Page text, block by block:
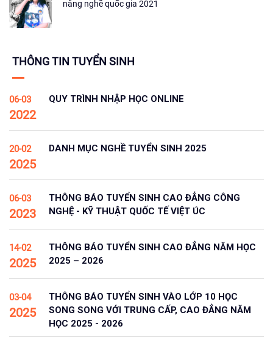
năng nghề quốc gia 2021
THÔNG TIN TUYỂN SINH
06-03
2022
QUY TRÌNH NHẬP HỌC ONLINE
20-02
2025
DANH MỤC NGHỀ TUYỂN SINH 2025
06-03
2023
THÔNG BÁO TUYỂN SINH CAO ĐẲNG CÔNG
NGHỆ - KỸ THUẬT QUỐC TẾ VIỆT ÚC
14-02
2025
THÔNG BÁO TUYỂN SINH CAO ĐẲNG NĂM HỌC
2025 – 2026
03-04
2025
THÔNG BÁO TUYỂN SINH VÀO LỚP 10 HỌC
SONG SONG VỚI TRUNG CẤP, CAO ĐẲNG NĂM
HỌC 2025 - 2026